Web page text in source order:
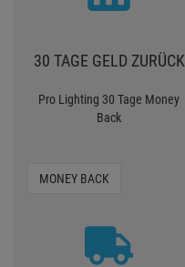
30 TAGE GELD ZURÜCK
Pro Lighting 30 Tage Money
Back
MONEY BACK